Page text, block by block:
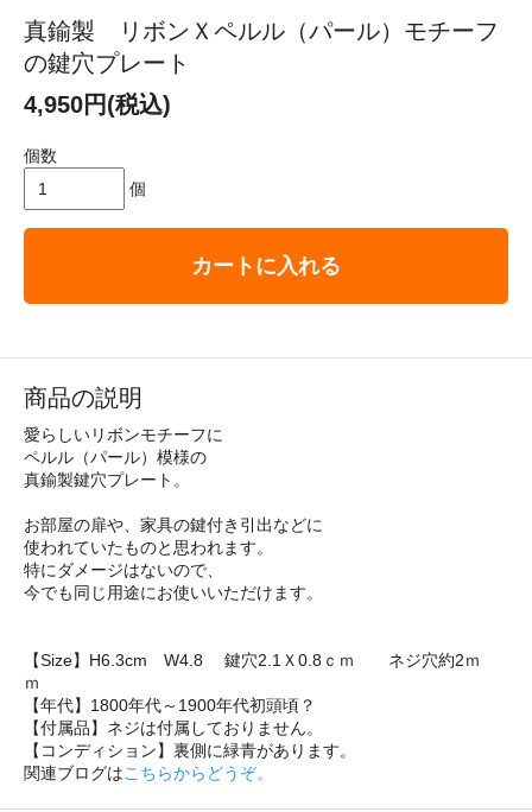
真鍮製 リボンＸペルル（パール）モチーフ
の鍵穴プレート
4,950円(税込)
個数
個
カートに入れる
商品の説明
愛らしいリボンモチーフに
ペルル（パール）模様の
真鍮製鍵穴プレート。
お部屋の扉や、家具の鍵付き引出などに
使われていたものと思われます。
特にダメージはないので、
今でも同じ用途にお使いいただけます。
【Size】H6.3cm W4.8 鍵穴2.1Ｘ0.8ｃｍ ネジ穴約2ｍ
ｍ
【年代】1800年代～1900年代初頭頃？
【付属品】ネジは付属しておりません。
【コンディション】裏側に緑青があります。
関連ブログはこちらからどうぞ。